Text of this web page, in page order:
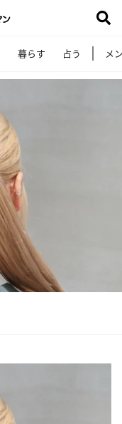
暮らす 占う メ